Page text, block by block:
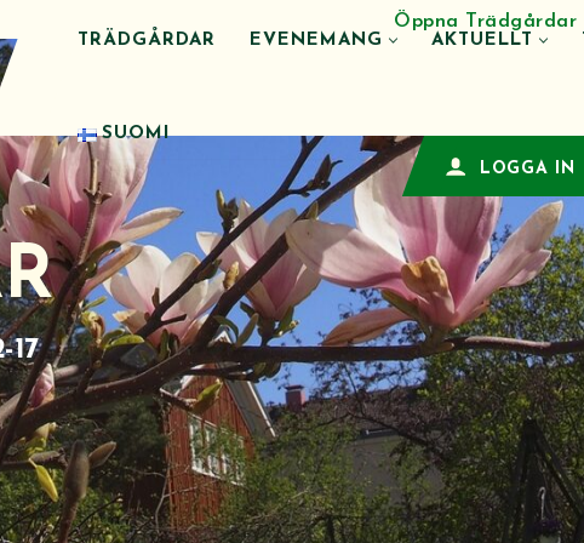
Öppna Trädgårdar
TRÄDGÅRDAR EVENEMANG AKTUELLT
SUOMI
LOGGA IN